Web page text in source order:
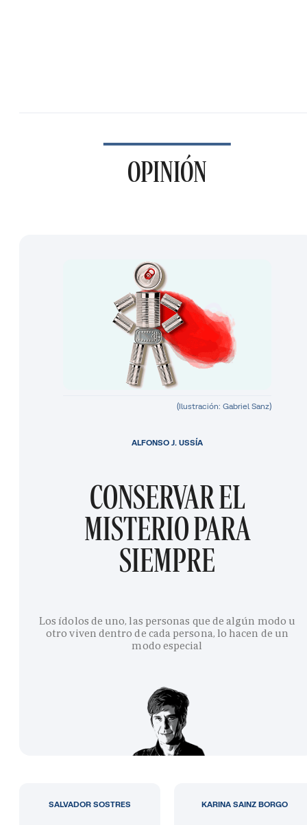
OPINIÓN
(Ilustración: Gabriel Sanz)
CONSERVAR EL
MISTERIO PARA
SIEMPRE
Los ídolos de uno, las personas que de algún modo u
otro viven dentro de cada persona, lo hacen de un
modo especial
ALFONSO J. USSÍA
SALVADOR SOSTRES KARINA SAINZ BORGO